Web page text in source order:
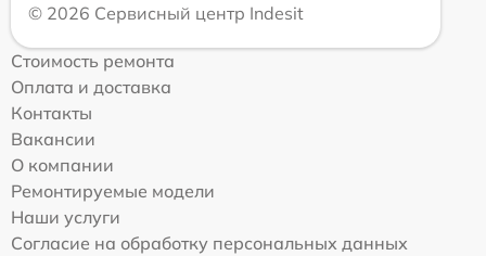
© 2026 Сервисный центр Indesit
Стоимость ремонта
Оплата и доставка
Контакты
Вакансии
О компании
Ремонтируемые модели
Наши услуги
Согласие на обработку персональных данных